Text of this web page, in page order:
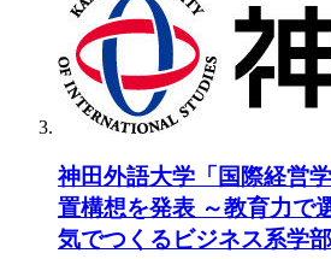
神田外語大学「国際経営
置構想を発表 ～教育力で
気でつくるビジネス系学